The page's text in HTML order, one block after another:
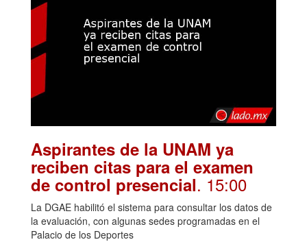
Aspirantes de la UNAM ya
reciben citas para el examen
de control presencial. 15:00
La DGAE habilitó el sistema para consultar los datos de
la evaluación, con algunas sedes programadas en el
Palacio de los Deportes